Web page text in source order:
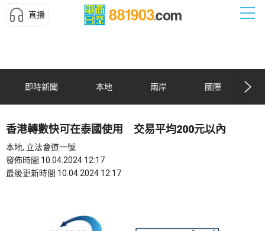
直播
即時新聞 本地 兩岸 國際
香港轉數快可在泰國使用 交易平均200元以內
本地, 立法會道一號
發佈時間 10.04.2024 12:17
最後更新時間 10.04.2024 12:17